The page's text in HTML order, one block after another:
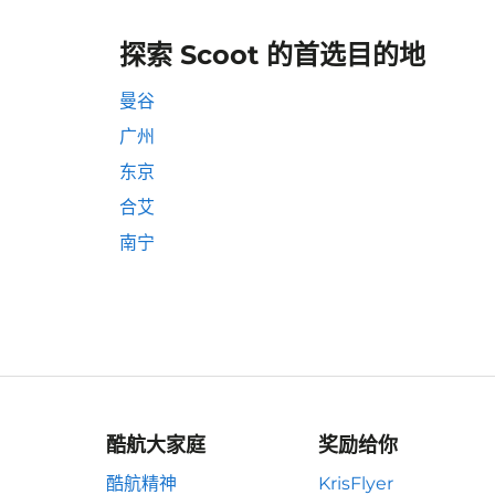
探索 Scoot 的首选目的地
曼谷
广州
东京
合艾
南宁
酷航大家庭
酷航精神
奖励给你
KrisFlyer